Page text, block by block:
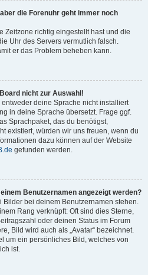
die Forenuhr geht immer noch
Zeitzone richtig eingestellt hast und die
Uhr des Servers vermutlich falsch.
er das Problem beheben kann.
nicht zur Auswahl!
deine Sprache nicht installiert
in deine Sprache übersetzt. Frage ggf.
Sprachpaket, das du benötigst,
existiert, würden wir uns freuen, wenn du
dazu können auf der Website
gefunden werden.
Benutzernamen angezeigt werden?
Bilder bei deinem Benutzernamen stehen.
Rang verknüpft: Oft sind dies Sterne,
oder deinen Status im Forum
Bild wird auch als „Avatar“ bezeichnet.
um ein persönliches Bild, welches von
ist.